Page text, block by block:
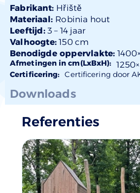
Fabrikant: Hřiště
Materiaal: Robinia hout
Leeftijd:3 – 14 jaar
Valhoogte: 150 cm
Benodigde oppervlakte:
Afmetingen in cm(LxBxH): 1250×
Certificering: Certificering door
Downloads
Referenties